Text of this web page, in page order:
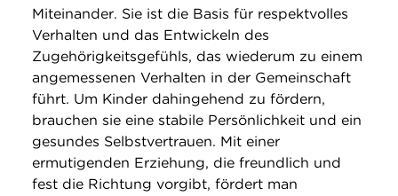
Suche
Miteinander. Sie ist die Basis für respektvolles
Verhalten und das Entwickeln des
Zugehörigkeitsgefühls, das wiederum zu einem
angemessenen Verhalten in der Gemeinschaft
führt. Um Kinder dahingehend zu fördern,
brauchen sie eine stabile Persönlichkeit und ein
gesundes Selbstvertrauen. Mit einer
ermutigenden Erziehung, die freundlich und
fest die Richtung vorgibt, fördert man